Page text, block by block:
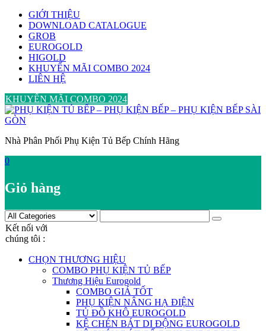
Skip
content
GIỚI THIỆU
DOWNLOAD CATALOGUE
GROB
EUROGOLD
HIGOLD
KHUYẾN MÃI COMBO 2024
LIÊN HỆ
KHUYẾN MÃI COMBO 2024
Nhà Phân Phối Phụ Kiện Tủ Bếp Chính Hãng
0
Giỏ hàng
Kết nối với
chúng tôi :
CHỌN THƯƠNG HIỆU
COMBO PHỤ KIỆN TỦ BẾP
Thương Hiệu Eurogold
COMBO GIÁ TỐT
PHỤ KIỆN NÂNG HẠ ĐIỆN
TỦ ĐỒ KHÔ EUROGOLD
KỆ CHÉN BÁT DI ĐỘNG EUROGOLD